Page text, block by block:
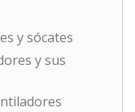
y sócates
y sus